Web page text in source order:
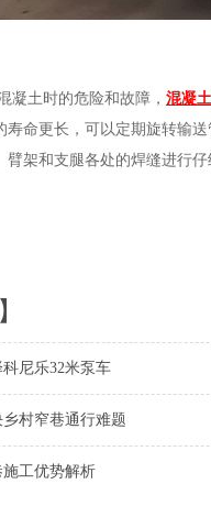
凝土时的危险和故障， 混凝
寿命更长，可以定期旋转输
臂架和支腿各处的焊缝进行仔
尼乐32米泵车
村窄巷通行难题
工优势解析